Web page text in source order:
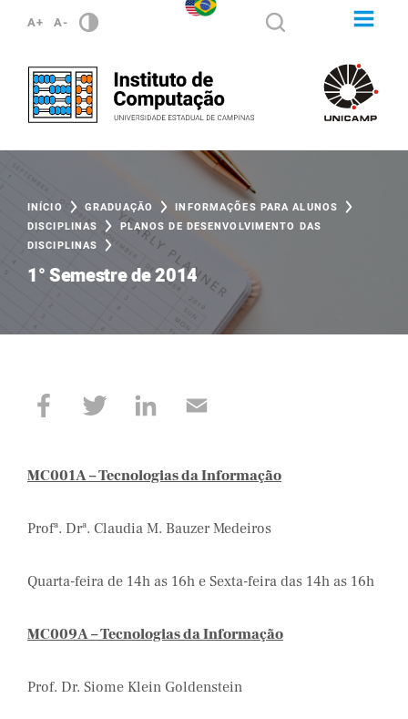
A+ A-
INÍCIO GRADUAÇÃO
INFORMAÇÕES PARA ALUNOS
DISCIPLINAS
PLANOS DE DESENVOLVIMENTO DAS
DISCIPLINAS
1° Semestre de 2014
MC001A – Tecnologias da Informação
Profª. Drª. Claudia M. Bauzer Medeiros
Quarta-feira de 14h as 16h e Sexta-feira das 14h as 16h
MC009A – Tecnologias da Informação
Prof. Dr. Siome Klein Goldenstein